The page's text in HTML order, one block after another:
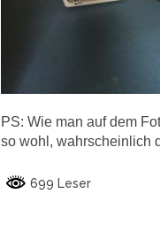
PS: Wie man auf dem
so wohl, wahrscheinlich
699 Leser